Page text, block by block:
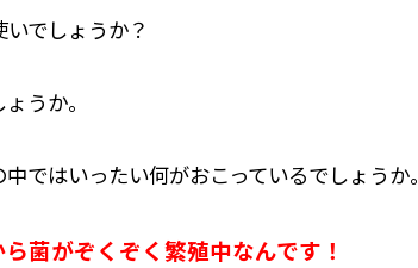
でしょうか？
うか。
ではいったい何がおこっているでしょうか。
菌がぞくぞく繁殖中なんです！